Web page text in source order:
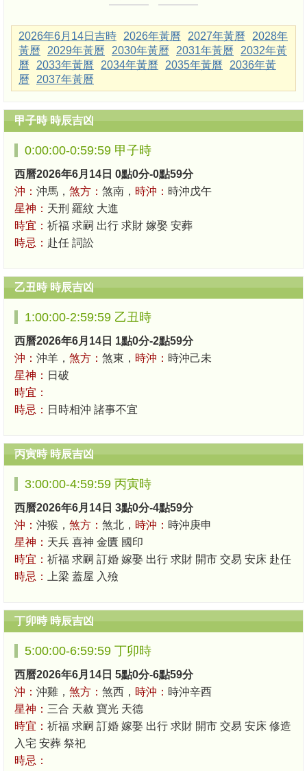
2026年6月14日吉時 2026年黃曆 2027年黃曆
2028年
黃曆
2029年黃曆 2030年黃曆 2031年黃曆
2032年黃
曆
2033年黃曆 2034年黃曆 2035年黃曆
2036年黃
曆
2037年黃曆
甲子時 時辰吉凶
0:00:00-0:59:59 甲子時
西曆2026年6月14日 0點0分-0點59分
沖： 沖馬， 煞方： 煞南， 時沖： 時沖戊午
星神： 天刑 羅紋 大進
時宜： 祈福 求嗣 出行 求財 嫁娶 安葬
時忌： 赴任 詞訟
乙丑時 時辰吉凶
1:00:00-2:59:59 乙丑時
西曆2026年6月14日 1點0分-2點59分
沖： 沖羊， 煞方： 煞東， 時沖： 時沖己未
星神： 日破
時宜：
時忌： 日時相沖 諸事不宜
丙寅時 時辰吉凶
3:00:00-4:59:59 丙寅時
西曆2026年6月14日 3點0分-4點59分
沖： 沖猴， 煞方： 煞北， 時沖： 時沖庚申
星神： 天兵 喜神 金匱 國印
時宜： 祈福 求嗣 訂婚 嫁娶 出行 求財 開市 交易 安床 赴任
時忌：
上梁 蓋屋 入殮
丁卯時 時辰吉凶
5:00:00-6:59:59 丁卯時
西曆2026年6月14日 5點0分-6點59分
沖： 沖雞， 煞方： 煞西， 時沖： 時沖辛酉
星神： 三合 天赦 寶光 天德
時宜： 祈福 求嗣 訂婚 嫁娶 出行 求財 開市 交易 安床 修造
入宅 安葬 祭祀
時忌：